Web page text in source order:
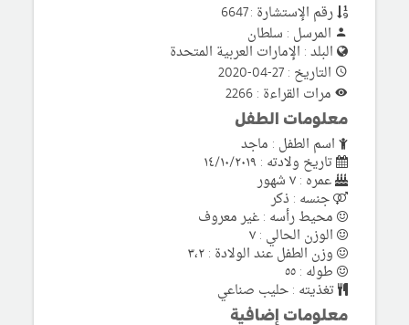
رقم الإستشارة : 6647
المرسل : سلطان
البلد : الإمارات العربية المتحدة
التاريخ : 27-04-2020
مرات القراءة : 2266
معلومات الطفل
اسم الطفل : ماجد
تاريخ ولادته : ١٤/١٠/٢٠١٩
عمره : ٧ شهور
جنسه : ذكر
محيط رأسه : غير معروف
الوزن الحالي : ٧
وزن الطفل عند الولادة : ٣،٢
طوله : ٥٥
تغذيته : حليب صناعي
معلومات إضافية